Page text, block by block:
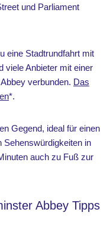
und Parliament
eine Stadtrundfahrt mit
viele Anbieter mit einer
verbunden. Das
*.
Gegend, ideal für einen
Sehenswürdigkeiten in
auch zu Fuß zur
Abbey Tipps